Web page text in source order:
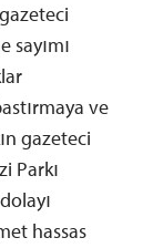
sayımı
ve
gazeteci
Parkı
hassas